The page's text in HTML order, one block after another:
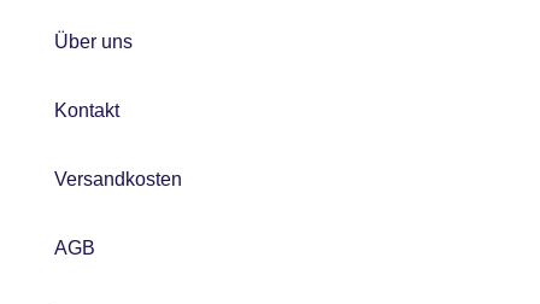
Über uns
Kontakt
Versandkosten
AGB